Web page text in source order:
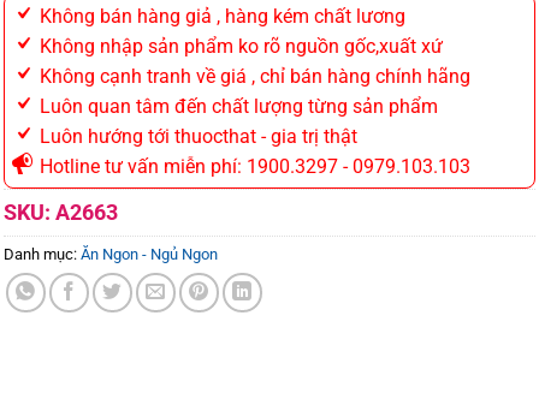
Không bán hàng giả , hàng kém chất lương
Không nhập sản phẩm ko rõ nguồn gốc,xuất xứ
Không cạnh tranh về giá , chỉ bán hàng chính hãng
Luôn quan tâm đến chất lượng từng sản phẩm
Luôn hướng tới thuocthat - gia trị thật
Hotline tư vấn miễn phí: 1900.3297 - 0979.103.103
SKU: A2663
Danh mục: Ăn Ngon - Ngủ Ngon